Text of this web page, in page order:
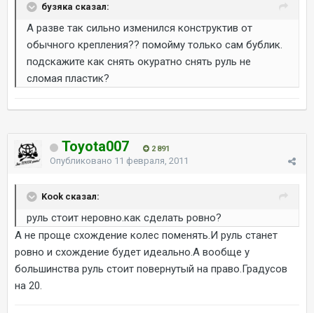
бузяка сказал:
А разве так сильно изменился конструктив от
обычного крепления?? помойму только сам бублик.
подскажите как снять окуратно снять руль не
сломая пластик?
Toyota007 2 891
Опубликовано 11 февраля, 2011
Kook сказал:
руль стоит неровно.как сделать ровно?
А не проще схождение колес поменять.И руль станет
ровно и схождение будет идеально.А вообще у
большинства руль стоит повернутый на право.Градусов
на 20.